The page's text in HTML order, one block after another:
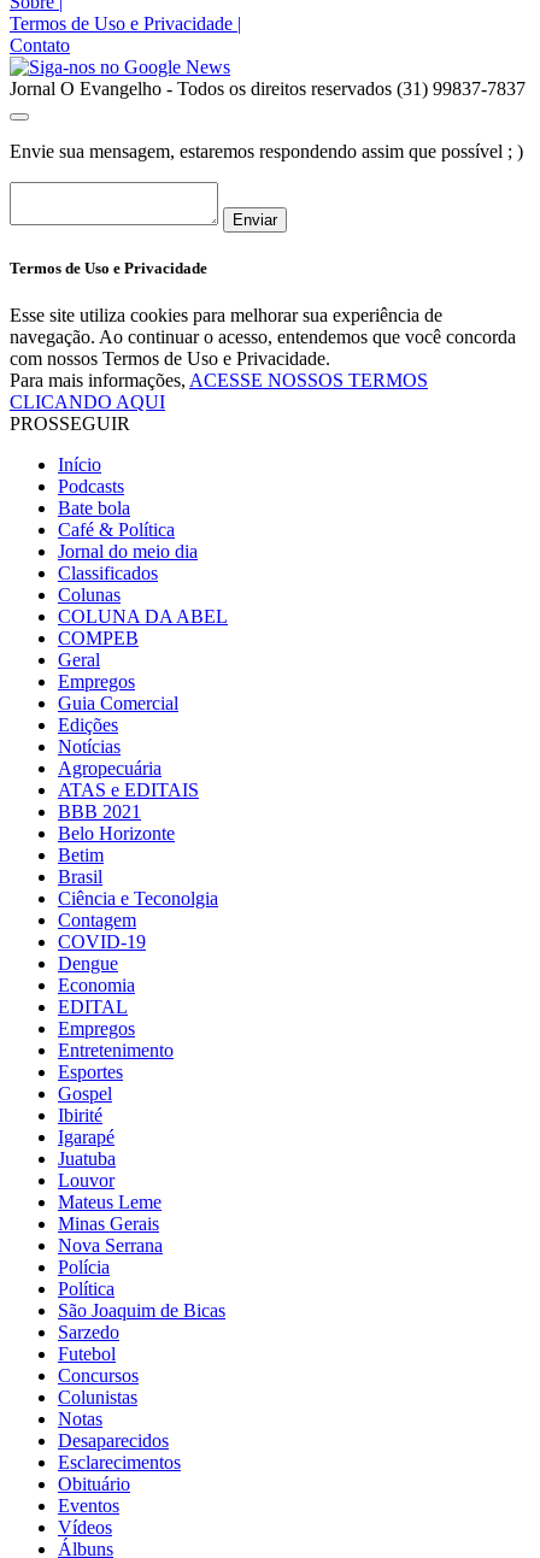
Termos de Uso e Privacidade |
Contato
Jornal O Evangelho - Todos os direitos reservados (31) 99837-7837
Envie sua mensagem, estaremos respondendo assim que possível ; )
Enviar
Termos de Uso e Privacidade
Esse site utiliza cookies para melhorar sua experiência de
navegação. Ao continuar o acesso, entendemos que você concorda
com nossos Termos de Uso e Privacidade.
Para mais informações, ACESSE NOSSOS TERMOS
CLICANDO AQUI
PROSSEGUIR
Início
Podcasts
Bate bola
Café & Política
Jornal do meio dia
Classificados
Colunas
COLUNA DA ABEL
COMPEB
Geral
Empregos
Guia Comercial
Edições
Notícias
Agropecuária
ATAS e EDITAIS
BBB 2021
Belo Horizonte
Betim
Brasil
Ciência e Teconolgia
Contagem
COVID-19
Dengue
Economia
EDITAL
Empregos
Entretenimento
Esportes
Gospel
Ibirité
Igarapé
Juatuba
Louvor
Mateus Leme
Minas Gerais
Nova Serrana
Polícia
Política
São Joaquim de Bicas
Sarzedo
Futebol
Concursos
Colunistas
Notas
Desaparecidos
Esclarecimentos
Obituário
Eventos
Vídeos
Álbuns